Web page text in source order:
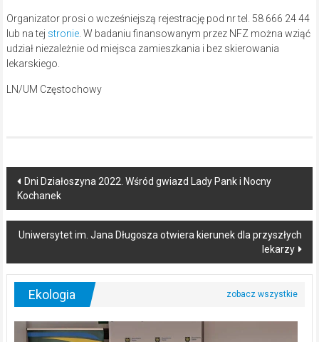
Organizator prosi o wcześniejszą rejestrację pod nr tel. 58 666 24 44
lub na tej stronie. W badaniu finansowanym przez NFZ można wziąć
udział niezależnie od miejsca zamieszkania i bez skierowania
lekarskiego.
LN/UM Częstochowy
Post
navigation
Dni Działoszyna 2022. Wśród gwiazd Lady Pank i Nocny
Kochanek
Uniwersytet im. Jana Długosza otwiera kierunek dla przyszłych
lekarzy
Ekologia